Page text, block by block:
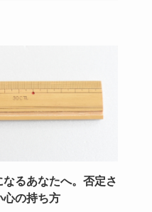
るあなたへ。否定さ
心の持ち方